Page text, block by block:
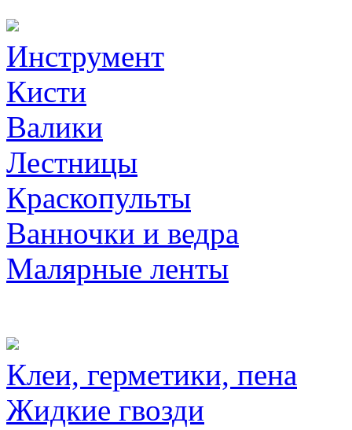
Инструмент
Кисти
Валики
Лестницы
Краскопульты
Ванночки и ведра
Малярные ленты
Клеи, герметики, пена
Жидкие гвозди